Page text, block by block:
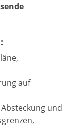
auf
und